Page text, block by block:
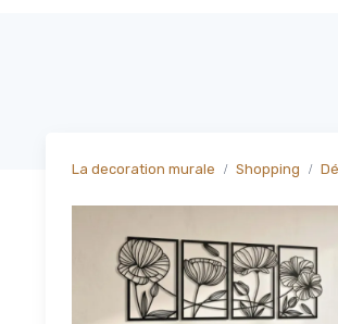
La decoration murale Shopping